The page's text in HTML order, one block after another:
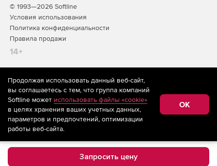
Запросить цену
© 1993—2026 Softline
Условия использования
Политика конфиденциальности
Правила продажи
14+
На информационном ресурсе store.softline.ru применяются
рекомендательные технологии(информационные технологии
предоставления информации на основе сбора,
систематизации и анализа сведений, относящихся к
предпочтениям пользователей сети «Интернет»,
находящихся на территории Российской Федерации)
Продолжая использовать данный веб-сайт,
вы соглашаетесь с тем, что группа компаний
Softline может использовать файлы «cookie»
в целях хранения ваших учетных данных,
параметров и предпочтений, оптимизации
работы веб-сайта.
OK